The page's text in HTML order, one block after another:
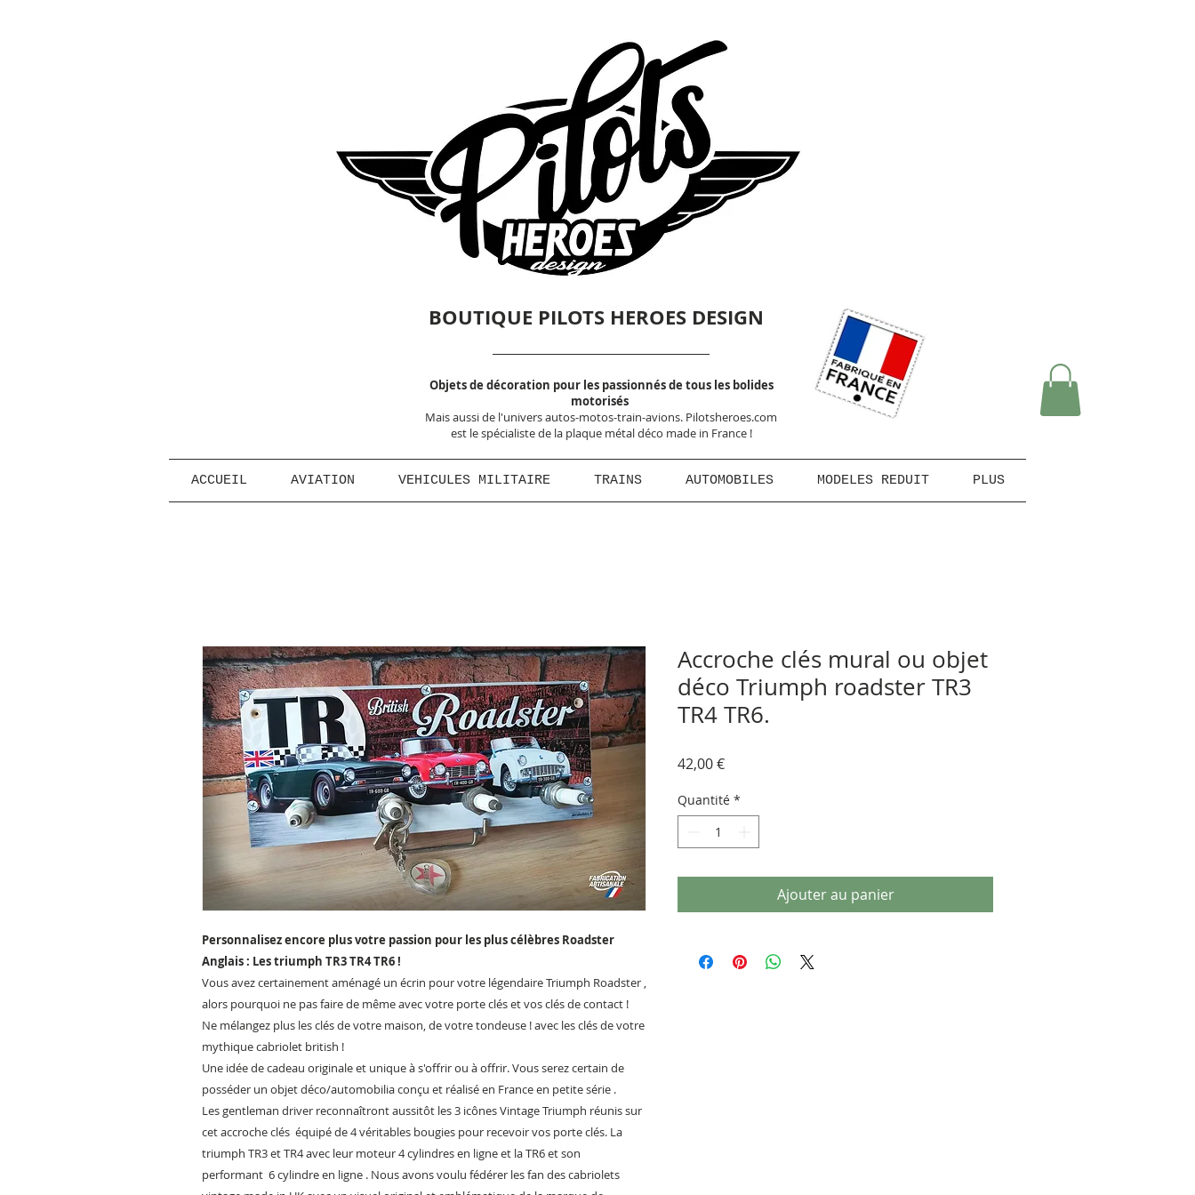
BOUTIQUE PILOTS HEROES DESIGN
Objets de décoration pour les passionnés de tous les bolides
motorisés
Mais aussi de l'univers autos-motos-train-avions. Pilotsheroes.com
est le spécialiste de la plaque métal déco made in France !
ACCUEIL AVIATION VEHICULES MILITAIRE TRAINS AUTOMOBILES MODELES REDUIT PLUS
Personnalisez encore plus votre passion pour les plus célèbres Roadster
Anglais : Les triumph TR3 TR4 TR6 !
Vous avez certainement aménagé un écrin pour votre légendaire Triumph Roadster ,
alors pourquoi ne pas faire de même avec votre porte clés et vos clés de contact !
Ne mélangez plus les clés de votre maison, de votre tondeuse ! avec les clés de votre
mythique cabriolet british !
Une idée de cadeau originale et unique à s'offrir ou à offrir. Vous serez certain de
posséder un objet déco/automobilia conçu et réalisé en France en petite série .
Les gentleman driver reconnaîtront aussitôt les 3 icônes Vintage Triumph réunis sur
cet accroche clés équipé de 4 véritables bougies pour recevoir vos porte clés. La
triumph TR3 et TR4 avec leur moteur 4 cylindres en ligne et la TR6 et son
performant 6 cylindre en ligne . Nous avons voulu fédérer les fan des cabriolets
Accroche clés mural ou objet
déco Triumph roadster TR3
TR4 TR6.
42,00 €Prix
Quantité *
Ajouter au panier